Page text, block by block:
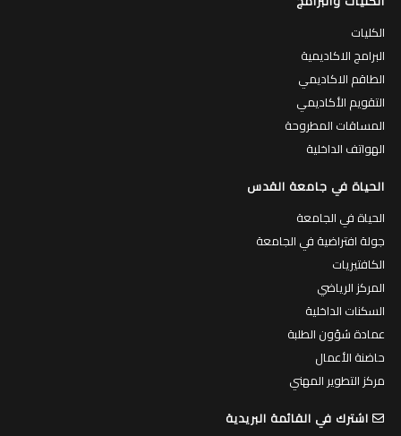
الكليات
البرامج الاكاديمية
الطاقم الاكاديمي
التقويم الأكاديمي
المساقات المطروحة
الهواتف الداخلية
الحياة في الجامعة
جولة افتراضية في الجامعة
الكافتيريات
المركز الرياضي
السكنات الداخلية
عمادة شؤون الطلبة
حاضنة الأعمال
مركز التطوير المهني
اشترك في القائمة البريدية
قم بادخال بريدك الالكتروني لتصلك النشرة الالكترونية بانتظام